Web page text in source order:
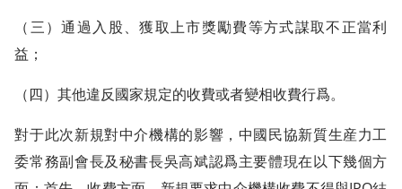
（三）通過入股、獲取上市獎勵費等方式謀取不正當利
益；
（四）其他違反國家規定的收費或者變相收費行爲。
對于此次新規對中介機構的影響，中國民協新質生産力工
委常務副會長及秘書長吳高斌認爲主要體現在以下幾個方